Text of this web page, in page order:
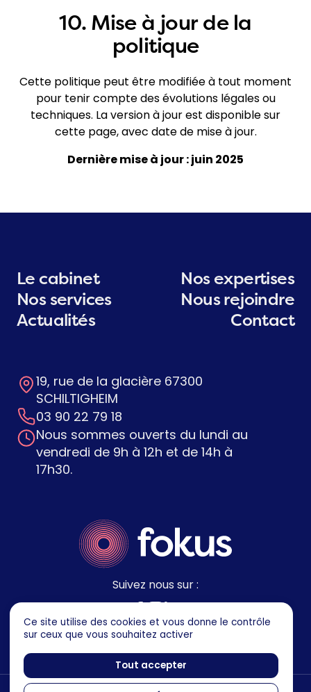
10. Mise à jour de la
politique
Cette politique peut être modifiée à tout moment
pour tenir compte des évolutions légales ou
techniques. La version à jour est disponible sur
cette page, avec date de mise à jour.
Dernière mise à jour : juin 2025
Suivez nous sur :
19, rue de la glacière 67300
SCHILTIGHEIM
03 90 22 79 18
Nous sommes ouverts du lundi au
vendredi de 9h à 12h et de 14h à
17h30.
Le cabinet
Nos expertises
Nos services
Nous rejoindre
Actualités
Contact
Ce site utilise des cookies et vous donne le contrôle
sur ceux que vous souhaitez activer
Tout accepter